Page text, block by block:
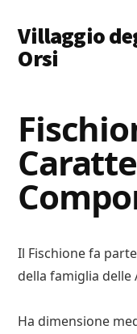
main
content
primary
sidebar
footer
menu
Villaggio
Orsi
Dove
Imparare
Tutto
Il Fischione fa
della famiglia delle
Ha dimensione